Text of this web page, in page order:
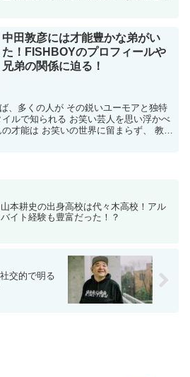
中田敦彦には才能豊かな弟がい
た！FISHBOYのプロフィールや
兄弟の関係に迫る！
、多くの人が その鋭いユーモアと独特
ルで知られる お笑い芸人を思い浮かべ
才能は お笑いの世界に留まらず、 教育
山本耕史の出身高校は代々木高校！アル
バイト経験も豊富だった！？
交的で明る